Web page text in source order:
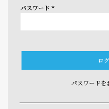
パスワード
(必
ロ
パスワードを